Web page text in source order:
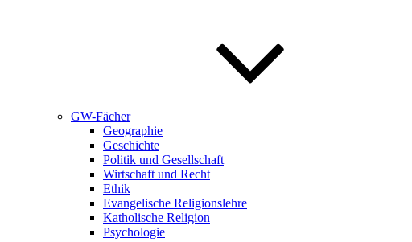
GW-Fächer
Geographie
Geschichte
Politik und Gesellschaft
Wirtschaft und Recht
Ethik
Evangelische Religionslehre
Katholische Religion
Psychologie